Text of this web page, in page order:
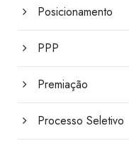
Posicionamento
PPP
Premiação
Processo Seletivo